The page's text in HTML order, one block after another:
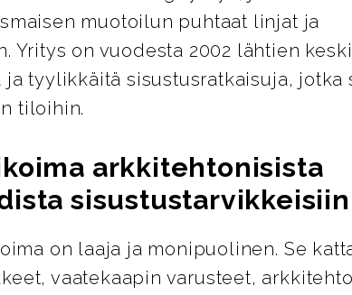
muotoilun puhtaat linjat ja
Yritys on vuodesta 2002 lähtien
ja tyylikkäitä sisustusratkaisuja, jotka
tiloihin.
arkkitehtonisista
sisustustarvikkeisiin
on laaja ja monipuolinen. Se
vaatekaapin varusteet,